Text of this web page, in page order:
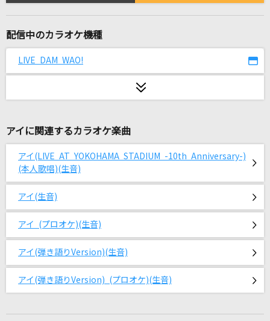
5グラムの指輪
保科有里
Mrs. GREEN APPLE
キルマー
シルエット
KANA-BOON
[生音]明日晴れるかな
桑田佳祐
[生音]M
PRINCESS PRINCESS
MR.TAXI
配信中のカラオケ機種
LIVE DAM WAO!
アイに関連するカラオケ楽曲
アイ(LIVE AT YOKOHAMA STADIUM -10th Anniversary-)
(本人歌唱)(生音)
アイ(生音)
アイ (プロオケ)(生音)
アイ(弾き語りVersion)(生音)
アイ(弾き語りVersion) (プロオケ)(生音)